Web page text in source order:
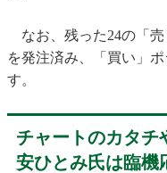
なお、残った24の「売
を発注済み、「買い」
す。
チャートのカタチ
安ひとみ氏は臨機